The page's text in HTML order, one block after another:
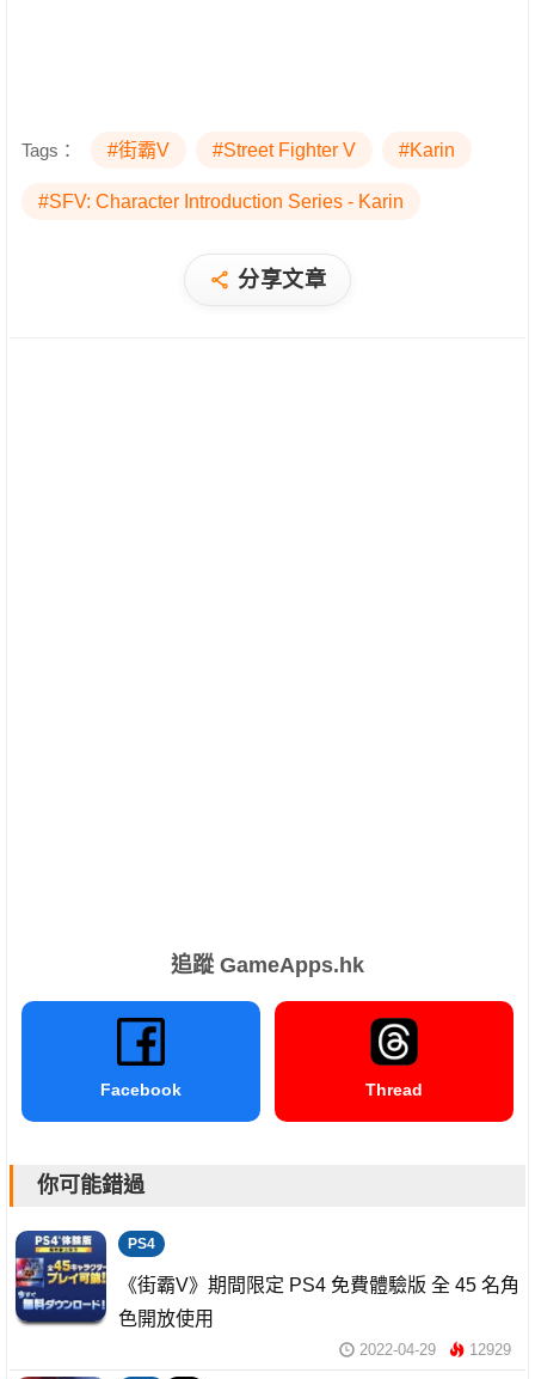
Tags： #街霸V #Street Fighter V #Karin
#SFV: Character Introduction Series - Karin
分享文章
追蹤 GameApps.hk
Facebook Thread
你可能錯過
PS4
《街霸V》期間限定 PS4 免費體驗版 全 45 名角
色開放使用
2022-04-29 12929